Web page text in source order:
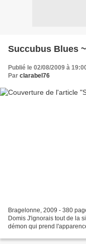
Succubus Blues
Publié le 02/08/2009 à
Par clarabel76
Bragelonne, 2009 - 380
Domis J'ignorais tout de la
démon qui prend